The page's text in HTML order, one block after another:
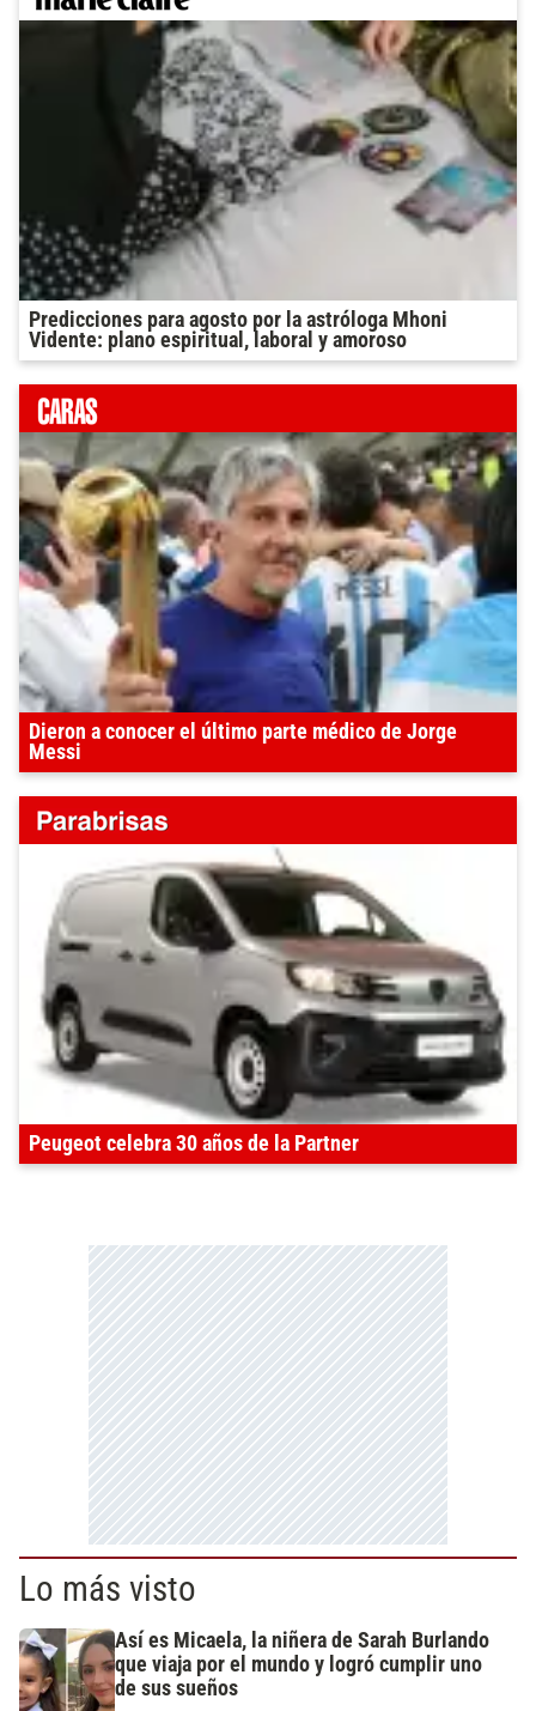
Predicciones para agosto por la astróloga Mhoni
Vidente: plano espiritual, laboral y amoroso
Dieron a conocer el último parte médico de Jorge
Messi
Peugeot celebra 30 años de la Partner
Lo más visto
Así es Micaela, la niñera de Sarah Burlando
que viaja por el mundo y logró cumplir uno
de sus sueños